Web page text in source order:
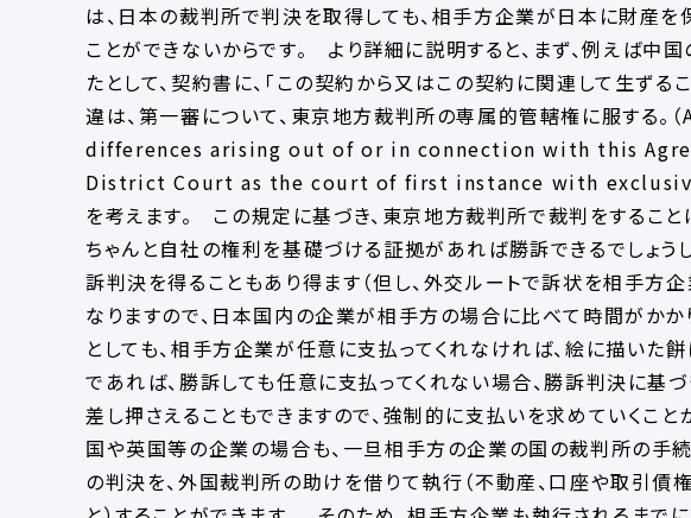
は、日本の裁判所で判決を取得しても、相手方企業が日本に財産を
ことができないからです。 より詳細に説明すると、まず、例えば中
たとして、契約書に、「この契約から又はこの契約に関連して生ず
違は、第一審について、東京地方裁判所の専属的管轄権に服す
differences arising out of or in connection with this
District Court as the court of first instance with exclusive
を考えます。 この規定に基づき、東京地方裁判所で裁判をすること
ちゃんと自社の権利を基礎づける証拠があれば勝訴できるでしょ
訴判決を得ることもあり得ます（但し、外交ルートで訴状を相手方
なりますので、日本国内の企業が相手方の場合に比べて時間がかか
としても、相手方企業が任意に支払ってくれなければ、絵に描いた
であれば、勝訴しても任意に支払ってくれない場合、勝訴判決に
差し押さえることもできますので、強制的に支払いを求めていくこと
国や英国等の企業の場合も、一旦相手方の企業の国の裁判所の手
の判決を、外国裁判所の助けを借りて執行（不動産、口座や取引債